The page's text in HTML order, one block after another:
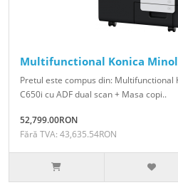
Multifunctional Konica
Pretul este compus din: Multifunctional
C650i cu ADF dual scan + Masa copi..
52,799.00RON
Fără TVA: 43,635.54RON